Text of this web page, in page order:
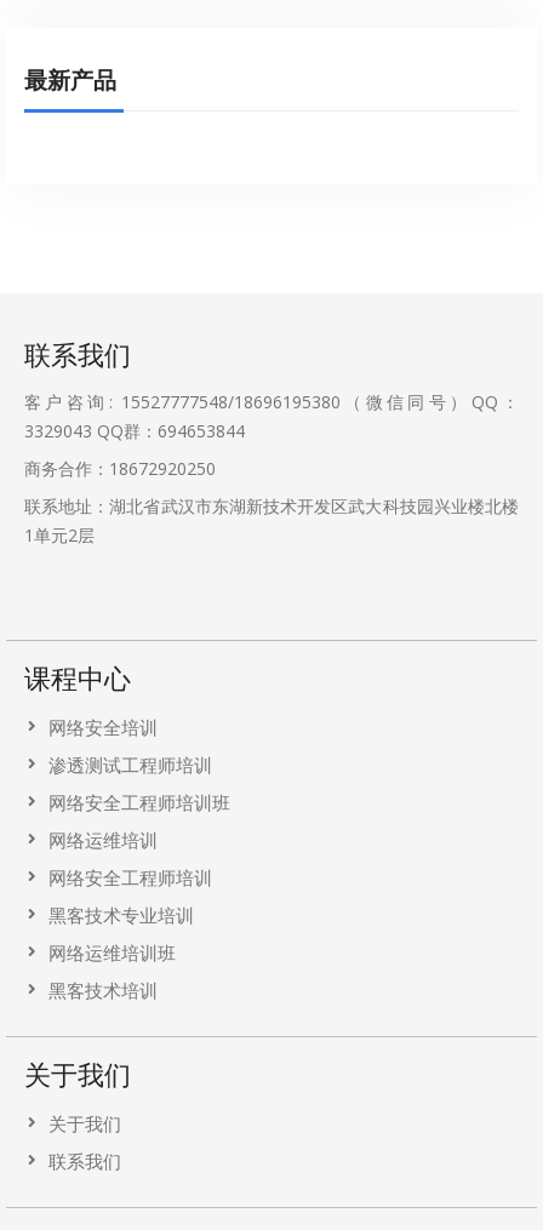
最新产品
联系我们
客户咨询: 15527777548/18696195380（微信同号）QQ：
3329043 QQ群：694653844
商务合作：18672920250
联系地址：湖北省武汉市东湖新技术开发区武大科技园兴业楼北楼
1单元2层
课程中心
网络安全培训
渗透测试工程师培训
网络安全工程师培训班
网络运维培训
网络安全工程师培训
黑客技术专业培训
网络运维培训班
黑客技术培训
关于我们
关于我们
联系我们